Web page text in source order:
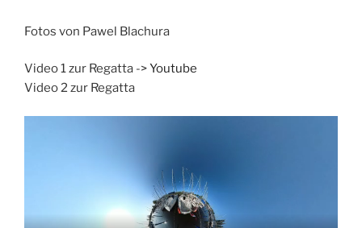
Fotos von Pawel Blachura
Video 1 zur Regatta ->Youtube
Video 2 zur Regatta